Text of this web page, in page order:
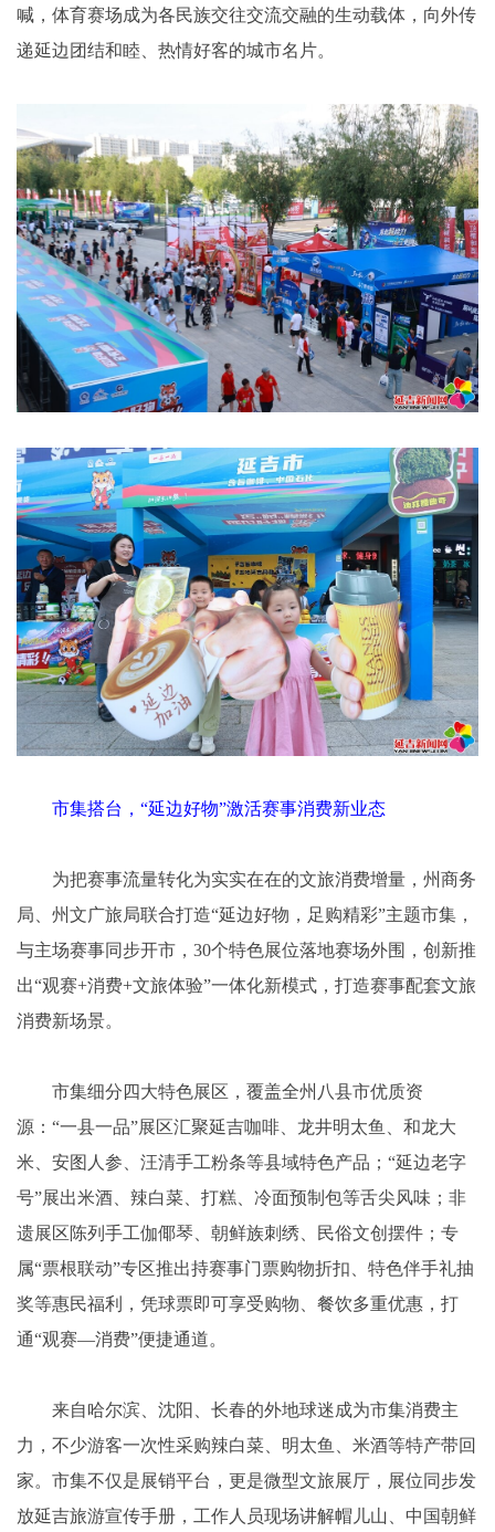
喊，体育赛场成为各民族交往交流交融的生动载体，向外传
递延边团结和睦、热情好客的城市名片。
市集搭台，“延边好物”激活赛事消费新业态
为把赛事流量转化为实实在在的文旅消费增量，州商务
局、州文广旅局联合打造“延边好物，足购精彩”主题市集，
与主场赛事同步开市，30个特色展位落地赛场外围，创新推
出“观赛+消费+文旅体验”一体化新模式，打造赛事配套文旅
消费新场景。
市集细分四大特色展区，覆盖全州八县市优质资
源：“一县一品”展区汇聚延吉咖啡、龙井明太鱼、和龙大
米、安图人参、汪清手工粉条等县域特色产品；“延边老字
号”展出米酒、辣白菜、打糕、冷面预制包等舌尖风味；非
遗展区陈列手工伽倻琴、朝鲜族刺绣、民俗文创摆件；专
属“票根联动”专区推出持赛事门票购物折扣、特色伴手礼抽
奖等惠民福利，凭球票即可享受购物、餐饮多重优惠，打
通“观赛—消费”便捷通道。
来自哈尔滨、沈阳、长春的外地球迷成为市集消费主
力，不少游客一次性采购辣白菜、明太鱼、米酒等特产带回
家。市集不仅是展销平台，更是微型文旅展厅，展位同步发
放延吉旅游宣传手册，工作人员现场讲解帽儿山、中国朝鲜